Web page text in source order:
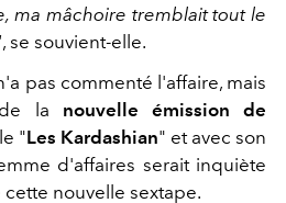
ma mâchoire tremblait tout le
, se souvient-elle.
pas commenté l'affaire, mais
la nouvelle émission de
"Les Kardashian" et avec son
d'affaires serait inquiète
nouvelle sextape.